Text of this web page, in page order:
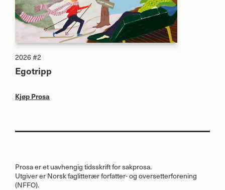
2026 #2
Egotripp
Kjøp Prosa
Prosa er et uavhengig tidsskrift for sakprosa.
Utgiver er Norsk faglitterær forfatter- og oversetterforening
(NFFO).